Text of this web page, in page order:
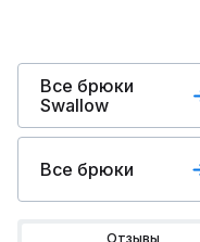
Все брюки
Swallow
Все брюки
Отзывы